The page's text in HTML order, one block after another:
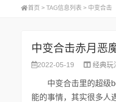
首页 > TAG信息列表 > 中变合击
中变合击赤月恶
2022-05-19 经典玩
中变合击里的超级
能的事情，其实很多人